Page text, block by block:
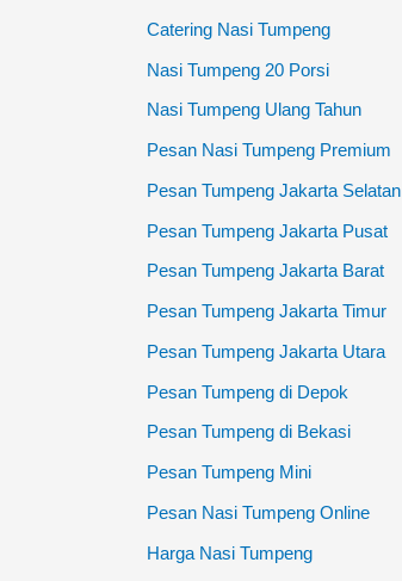
Catering Nasi Tumpeng
Nasi Tumpeng 20 Porsi
Nasi Tumpeng Ulang Tahun
Pesan Nasi Tumpeng Premium
Pesan Tumpeng Jakarta Selatan
Pesan Tumpeng Jakarta Pusat
Pesan Tumpeng Jakarta Barat
Pesan Tumpeng Jakarta Timur
Pesan Tumpeng Jakarta Utara
Pesan Tumpeng di Depok
Pesan Tumpeng di Bekasi
Pesan Tumpeng Mini
Pesan Nasi Tumpeng Online
Harga Nasi Tumpeng